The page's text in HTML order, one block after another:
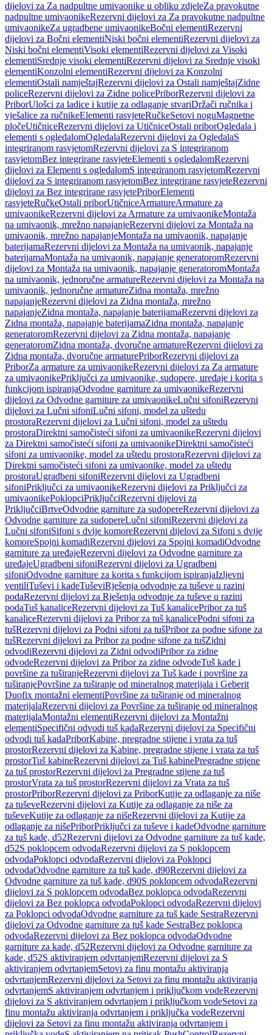
dijelovi za Za nadpultne umivaonike u obliku zdjeleZa pravokutne
nadpultne umivaonikeRezervni dijelovi za Za pravokutne nadpultne
umivaonikeZa ugradbene umivaonikeBočni elementiRezervni
dijelovi za Bočni elementiNiski bočni elementiRezervni dijelovi za
Niski bočni elementiVisoki elementiRezervni dijelovi za Visoki
elementiSrednje visoki elementiRezervni dijelovi za Srednje visoki
elementiKonzolni elementiRezervni dijelovi za Konzolni
elementiOstali namještajRezervni dijelovi za Ostali namještajZidne
policeRezervni dijelovi za Zidne policePriborRezervni dijelovi za
PriborUlošci za ladice i kutije za odlaganje stvariDržači ručnika i
vješalice za ručnikeElementi rasvjeteRučkeSetovi noguMagnetne
pločeUtičniceRezervni dijelovi za UtičniceOstali priborOgledala i
elementi s ogledalomOgledalaRezervni dijelovi za OgledalaS
integriranom rasvjetomRezervni dijelovi za S integriranom
rasvjetomBez integrirane rasvjeteElementi s ogledalomRezervni
dijelovi za Elementi s ogledalomS integriranom rasvjetomRezervni
dijelovi za S integriranom rasvjetomBez integrirane rasvjeteRezervni
dijelovi za Bez integrirane rasvjetePriborElementi
rasvjeteRučkeOstali priborUtičniceArmatureArmature za
umivaonikeRezervni dijelovi za Armature za umivaonikeMontaža
na umivaonik, mrežno napajanjeRezervni dijelovi za Montaža na
umivaonik, mrežno napajanjeMontaža na umivaonik, napajanje
baterijamaRezervni dijelovi za Montaža na umivaonik, napajanje
baterijamaMontaža na umivaonik, napajanje generatoromRezervni
dijelovi za Montaža na umivaonik, napajanje generatoromMontaža
na umivaonik, jednoručne armatureRezervni dijelovi za Montaža na
umivaonik, jednoručne armatureZidna montaža, mrežno
napajanjeRezervni dijelovi za Zidna montaža, mrežno
napajanjeZidna montaža, napajanje baterijamaRezervni dijelovi za
Zidna montaža, napajanje baterijamaZidna montaža, napajanje
generatoromRezervni dijelovi za Zidna montaža, napajanje
generatoromZidna montaža, dvoručne armatureRezervni dijelovi za
Zidna montaža, dvoručne armaturePriborRezervni dijelovi za
PriborZa armature za umivaonikeRezervni dijelovi za Za armature
za umivaonikePriključci za umivaonike, sudopere, uređaje i korita s
funkcijom ispiranjaOdvodne garniture za umivaonikeRezervni
dijelovi za Odvodne garniture za umivaonikeLučni sifoniRezervni
dijelovi za Lučni sifoniLučni sifoni, model za uštedu
prostoraRezervni dijelovi za Lučni sifoni, model za uštedu
prostoraDirektni samočisteći sifoni za umivaonikeRezervni dijelovi
za Direktni samočisteći sifoni za umivaonikeDirektni samočisteći
sifoni za umivaonike, model za uštedu prostoraRezervni dijelovi za
Direktni samočisteći sifoni za umivaonike, model za uštedu
prostoraUgradbeni sifoniRezervni dijelovi za Ugradbeni
sifoniPriključci za umivaonikeRezervni dijelovi za Priključci za
umivaonikePoklopciPriključciRezervni dijelovi za
PriključciBrtveOdvodne garniture za sudopereRezervni dijelovi za
Odvodne garniture za sudopereLučni sifoniRezervni dijelovi za
Lučni sifoniSifoni s dvije komoreRezervni dijelovi za Sifoni s dvije
komoreSpojni komadiRezervni dijelovi za Spojni komadiOdvodne
garniture za uređajeRezervni dijelovi za Odvodne garniture za
uređajeUgradbeni sifoniRezervni dijelovi za Ugradbeni
sifoniOdvodne garniture za korita s funkcijom ispiranjaIzljevni
ventiliTuševi i kadeTuševiRješenja odvodnje za tuševe u razini
podaRezervni dijelovi za Rješenja odvodnje za tuševe u razini
podaTuš kanaliceRezervni dijelovi za Tuš kanalicePribor za tuš
kanaliceRezervni dijelovi za Pribor za tuš kanalicePodni sifoni za
tušRezervni dijelovi za Podni sifoni za tušPribor za podne sifone za
tušRezervni dijelovi za Pribor za podne sifone za tušZidni
odvodiRezervni dijelovi za Zidni odvodiPribor za zidne
odvodeRezervni dijelovi za Pribor za zidne odvodeTuš kade i
površine za tuširanjeRezervni dijelovi za Tuš kade i površine za
tuširanjePovršine za tuširanje od mineralnog materijala i Geberit
Duofix montažni elementiPovršine za tuširanje od mineralnog
materijalaRezervni dijelovi za Površine za tuširanje od mineralnog
materijalaMontažni elementiRezervni dijelovi za Montažni
elementiSpecifični odvodi tuš kadaRezervni dijelovi za Specifični
odvodi tuš kadaPriborKabine, pregradne stijene i vrata za tuš
prostorRezervni dijelovi za Kabine, pregradne stijene i vrata za tuš
prostorTuš kabineRezervni dijelovi za Tuš kabinePregradne stijene
za tuš prostorRezervni dijelovi za Pregradne stijene za tuš
prostorVrata za tuš prostorRezervni dijelovi za Vrata za tuš
prostorPriborRezervni dijelovi za PriborKutije za odlaganje za niše
za tuševeRezervni dijelovi za Kutije za odlaganje za niše za
tuševeKutije za odlaganje za nišeRezervni dijelovi za Kutije za
odlaganje za nišePriborPriključci za tuševe i kadeOdvodne garniture
za tuš kade, d52Rezervni dijelovi za Odvodne garniture za tuš kade,
d52S poklopcem odvodaRezervni dijelovi za S poklopcem
odvodaPoklopci odvodaRezervni dijelovi za Poklopci
odvodaOdvodne garniture za tuš kade, d90Rezervni dijelovi za
Odvodne garniture za tuš kade, d90S poklopcem odvodaRezervni
dijelovi za S poklopcem odvodaBez poklopca odvodaRezervni
dijelovi za Bez poklopca odvodaPoklopci odvodaRezervni dijelovi
za Poklopci odvodaOdvodne garniture za tuš kade SestraRezervni
dijelovi za Odvodne garniture za tuš kade SestraBez poklopca
odvodaRezervni dijelovi za Bez poklopca odvodaOdvodne
garniture za kade, d52Rezervni dijelovi za Odvodne garniture za
kade, d52S aktiviranjem odvrtanjemRezervni dijelovi za S
aktiviranjem odvrtanjemSetovi za finu montažu aktiviranja
odvrtanjemRezervni dijelovi za Setovi za finu montažu aktiviranja
odvrtanjemS aktiviranjem odvrtanjem i priključkom vodeRezervni
dijelovi za S aktiviranjem odvrtanjem i priključkom vodeSetovi za
finu montažu aktiviranja odvrtanjem i priključka vodeRezervni
dijelovi za Setovi za finu montažu aktiviranja odvrtanjem i